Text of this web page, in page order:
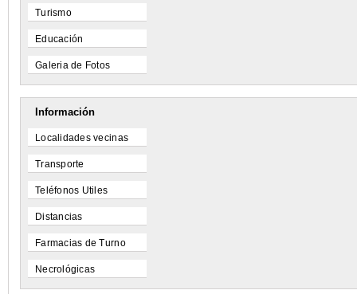
Turismo
Educación
Galeria de Fotos
Información
Localidades vecinas
Transporte
Teléfonos Utiles
Distancias
Farmacias de Turno
Necrológicas